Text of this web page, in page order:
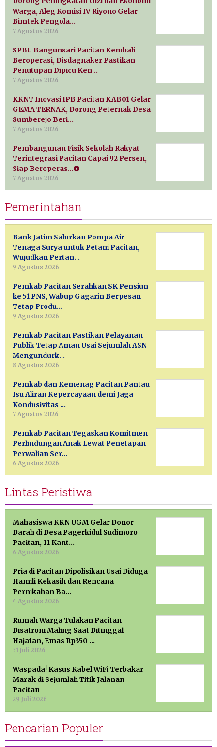
Warga, Aleg Komisi IV Riyono Gelar
Bimtek Pengola…
7 Agustus 2026
SPBU Bangunsari Pacitan Kembali
Beroperasi, Disdagnaker Pastikan
Penutupan Dipicu Ken…
7 Agustus 2026
KKNT Inovasi IPB Pacitan KAB01 Gelar
GEMA TERNAK, Dorong Peternak Desa
Sumberejo Beri…
7 Agustus 2026
Pembangunan Fisik Sekolah Rakyat
Terintegrasi Pacitan Capai 92 Persen,
Siap Beroperas…
7 Agustus 2026
Pemerintahan
Bank Jatim Salurkan Pompa Air
Tenaga Surya untuk Petani Pacitan,
Wujudkan Pertan…
9 Agustus 2026
Pemkab Pacitan Serahkan SK Pensiun
ke 51 PNS, Wabup Gagarin Berpesan
Tetap Produ…
9 Agustus 2026
Pemkab Pacitan Pastikan Pelayanan
Publik Tetap Aman Usai Sejumlah ASN
Mengundurk…
8 Agustus 2026
Pemkab dan Kemenag Pacitan Pantau
Isu Aliran Kepercayaan demi Jaga
Kondusivitas …
7 Agustus 2026
Pemkab Pacitan Tegaskan Komitmen
Perlindungan Anak Lewat Penetapan
Perwalian Ser…
6 Agustus 2026
Lintas Peristiwa
Mahasiswa KKN UGM Gelar Donor
Darah di Desa Pagerkidul Sudimoro
Pacitan, 11 Kant…
6 Agustus 2026
Pria di Pacitan Dipolisikan Usai Diduga
Hamili Kekasih dan Rencana
Pernikahan Ba…
4 Agustus 2026
Rumah Warga Tulakan Pacitan
Disatroni Maling Saat Ditinggal
Hajatan, Emas Rp350 …
31 Juli 2026
Waspada! Kasus Kabel WiFi Terbakar
Marak di Sejumlah Titik Jalanan
Pacitan
29 Juli 2026
Pencarian Populer